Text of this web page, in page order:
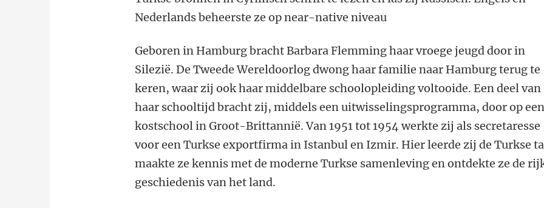
Nederlands beheerste ze op near-native niveau
Geboren in Hamburg bracht Barbara Flemming haar vroege jeugd door in
Silezië. De Tweede Wereldoorlog dwong haar familie naar Hamburg terug te
keren, waar zij ook haar middelbare schoolopleiding voltooide. Een deel van
haar schooltijd bracht zij, middels een uitwisselingsprogramma, door op
kostschool in Groot-Brittannië. Van 1951 tot 1954 werkte zij als secretaresse
voor een Turkse exportfirma in Istanbul en Izmir. Hier leerde zij de Turkse
maakte ze kennis met de moderne Turkse samenleving en ontdekte ze de
geschiedenis van het land.